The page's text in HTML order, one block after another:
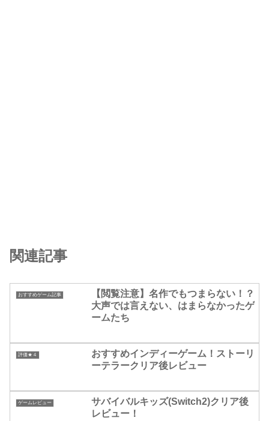
関連記事
おすすめゲーム記事
【閲覧注意】名作でもつまらない！？
大声では言えない、はまらなかったゲ
ームたち
評価★４
おすすめインディーゲーム！ストーリ
ーテラークリア後レビュー
ゲームレビュー
サバイバルキッズ(Switch2)クリア後
レビュー！